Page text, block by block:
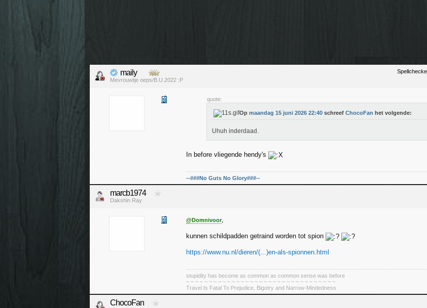
maily
Mevrouwtje oeps/B.U.2022 :P
quote:
Op maandag 15 juni 2026 22:40 schreef ChocoFan het volgende:
Uhuh inderdaad.
In before vliegende hendy's
--###No Guts No Glory###--
marcb1974
Dakshin Ray
@Domnivoor,
kunnen schildpadden getraind worden tot spion
https://www.nu.nl/dieren/(...)en-als-spionnen.html
stupidity has become as common as common sense was before
~ ~ ~ ~ ~ ~ ~ ~ ~ ~ ~ ~ ~ ~ ~ ~ ~ ~ ~ ~ ~ ~ ~ ~ ~ ~ ~ ~ ~ ~ ~ ~ ~
Travel Is Fatal To Prejudice, Bigotry and Narrow-Mindedness
ChocoFan